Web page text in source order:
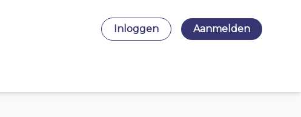
Inloggen Aanmelden